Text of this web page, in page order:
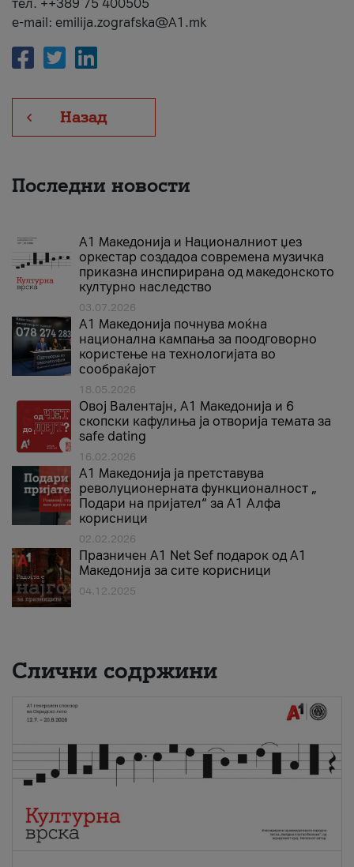
тел. ++389 75 400505
e-mail: emilija.zografska@A1.mk
Назад
Последни новости
А1 Македонија и Националниот џез
оркестар создадоа современа музичка
приказна инспирирана од македонското
културно наследство
03.07.2026
A1 Македонија почнува моќна
национална кампања за поодговорно
користење на технологијата во
сообраќајот
18.05.2026
Овој Валентајн, A1 Македонија и 6
скопски кафулиња ја отворија темата за
safe dating
16.02.2026
А1 Македонија ја претставува
револуционерната функционалност „
Подари на пријател“ за А1 Алфа
корисници
02.02.2026
Празничен A1 Net Sеf подарок од А1
Македонија за сите корисници
04.12.2025
Слични содржини